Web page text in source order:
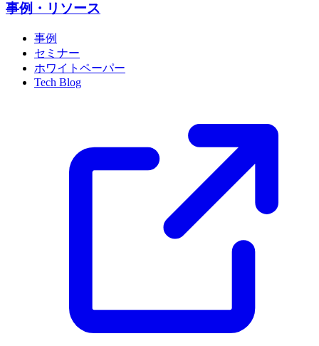
事例・リソース
事例
セミナー
ホワイトペーパー
Tech Blog